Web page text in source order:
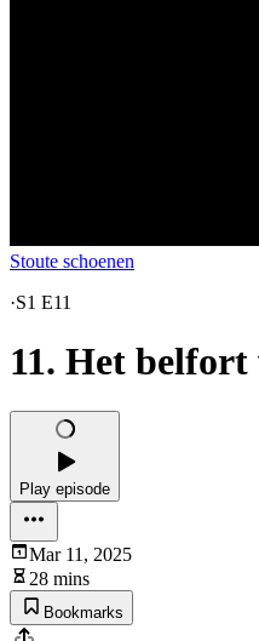
Stoute schoenen
·S1 E11
11. Het
Play episode
Mar 11, 2025
28 mins
Bookmarks